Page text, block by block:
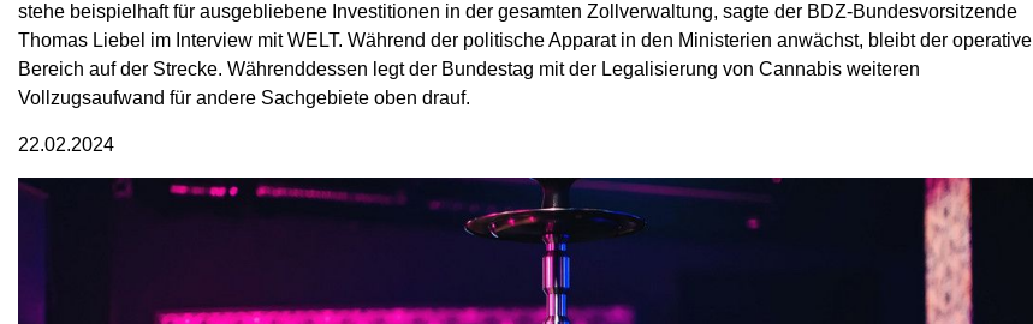
stehe beispielhaft für ausgebliebene Investitionen in der gesamten Zollverwaltung, sagte der BDZ-Bundesvorsitzende
Thomas Liebel im Interview mit WELT. Während der politische Apparat in den Ministerien anwächst, bleibt der operative
Bereich auf der Strecke. Währenddessen legt der Bundestag mit der Legalisierung von Cannabis weiteren
Vollzugsaufwand für andere Sachgebiete oben drauf.
22.02.2024